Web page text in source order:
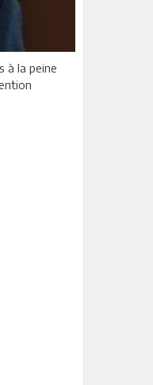
à la peine